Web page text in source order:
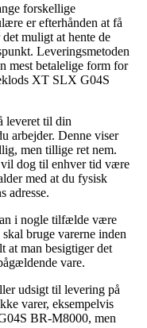
forskellige
er efterhånden at få
muligt at hente de
Leveringsmetoden
mest betalelige form for
XT SLX G04S
leveret til din
arbejder. Denne viser
men tillige ret nem.
dog til enhver tid være
med at du fysisk
adresse.
i nogle tilfælde være
bruge varerne inden
at man besigtiger det
vare.
udsigt til levering på
varer, eksempelvis
BR-M8000, men